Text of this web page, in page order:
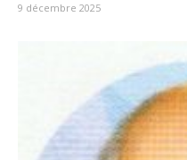
9 décembre 2025